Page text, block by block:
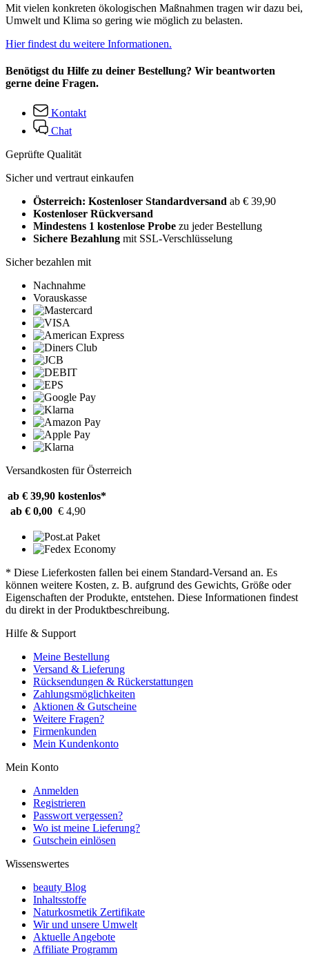
Mit vielen konkreten ökologischen Maßnahmen tragen wir dazu bei,
Umwelt und Klima so gering wie möglich zu belasten.
Hier findest du weitere Informationen.
Benötigst du Hilfe zu deiner Bestellung? Wir beantworten
gerne deine Fragen.
Kontakt
Chat
Geprüfte Qualität
Sicher und vertraut einkaufen
Österreich: Kostenloser Standardversand ab € 39,90
Kostenloser Rückversand
Mindestens 1 kostenlose Probe zu jeder Bestellung
Sichere Bezahlung mit SSL-Verschlüsselung
Sicher bezahlen mit
Nachnahme
Vorauskasse
Versandkosten für Österreich
ab € 39,90 kostenlos*
ab € 0,00 € 4,90
* Diese Lieferkosten fallen bei einem Standard-Versand an. Es
können weitere Kosten, z. B. aufgrund des Gewichts, Größe oder
Eigenschaften der Produkte, entstehen. Diese Informationen findest
du direkt in der Produktbeschreibung.
Hilfe & Support
Meine Bestellung
Versand & Lieferung
Rücksendungen & Rückerstattungen
Zahlungsmöglichkeiten
Aktionen & Gutscheine
Weitere Fragen?
Firmenkunden
Mein Kundenkonto
Mein Konto
Anmelden
Registrieren
Passwort vergessen?
Wo ist meine Lieferung?
Gutschein einlösen
Wissenswertes
beauty Blog
Inhaltsstoffe
Naturkosmetik Zertifikate
Wir und unsere Umwelt
Aktuelle Angebote
Affiliate Programm